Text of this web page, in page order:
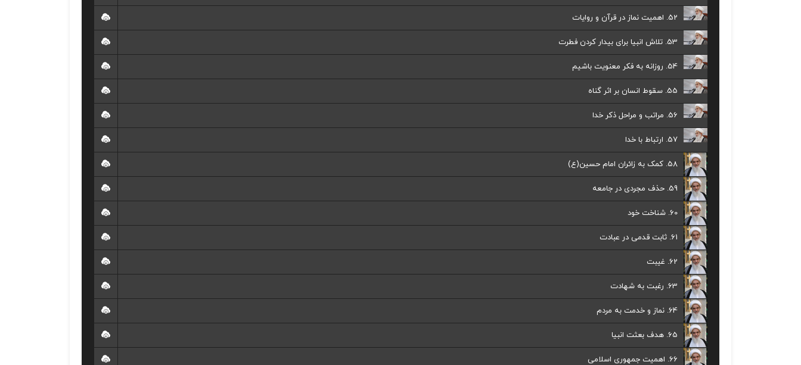
52. اهمیت نماز در قرآن و روایات
53. تلاش انبیا برای بیدار کردن فطرت
54. روزانه به فکر معنویت باشیم
55. سقوط انسان بر اثر گناه
56. مراتب و مراحل ذکر خدا
57. ارتباط با خدا
58. کمک به زائران امام حسین(ع)
59. حذف مجردی در جامعه
60. شناخت خود
61. ثابت قدمی در عبادت
62. غیبت
63. رغبت به شهادت
64. نماز و خدمت به مردم
65. هدف بعثت انبیا
66. اهمیت جمهوری اسلامی